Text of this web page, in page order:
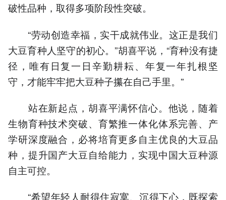
破性品种，取得多项阶段性突破。
“劳动创造幸福，实干成就伟业。这正是我们
大豆育种人坚守的初心。”胡喜平说，“育种没有捷
径，唯有日复一日辛勤耕耘、年复一年扎根坚
守，才能牢牢把大豆种子攥在自己手里。”
站在新起点，胡喜平满怀信心。他说，随着
生物育种技术突破、育繁推一体化体系完善、产
学研深度融合，必将培育更多自主优良的大豆品
种，提升国产大豆自给能力，实现中国大豆种源
自主可控。
“希望年轻人耐得住寂寞、沉得下心，既探索